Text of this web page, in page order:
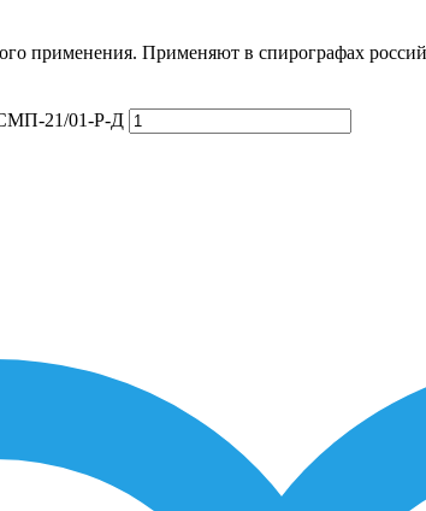
применения. Применяют в спирографах
СМП-21/01-Р-Д